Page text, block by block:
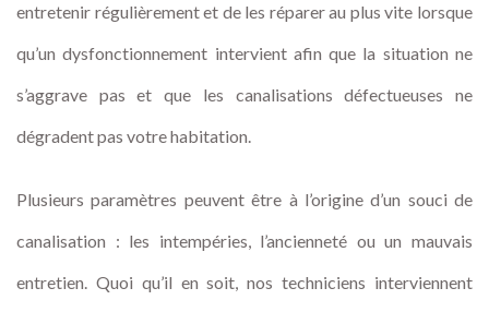
entretenir régulièrement et de les réparer au plus vite lorsque
qu’un dysfonctionnement intervient afin que la situation ne
s’aggrave pas et que les canalisations défectueuses ne
dégradent pas votre habitation.
Plusieurs paramètres peuvent être à l’origine d’un souci de
canalisation : les intempéries, l’ancienneté ou un mauvais
entretien. Quoi qu’il en soit, nos techniciens interviennent